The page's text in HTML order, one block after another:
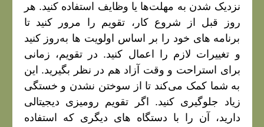
نزدیک شدن به مهلت‌ها یا وظایف استفاده کنید. هر
روز قبل از شروع کار، تقویم را مرور کنید تا
برنامه‌ های خود را بر اساس اولویت‌ ها به‌روز کنید
و تغییرات لازم را اعمال کنید. در تقویم، زمانی
برای استراحت و وقت آزاد هم در نظر بگیرید. این
به شما کمک می‌کند تا از سوختن نشدن و خستگی
زیاد جلوگیری کنید. اگر تقویم رومیزی دیجیتالی
دارید، آن را با دستگاه‌ های دیگری که استفاده